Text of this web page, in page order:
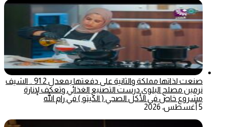
صنعت لذاتها مملكة والثانية على دفعتها بمعدل 91.2 .. الشيف
نرمين مصلح البلوي درست التصنيع الغذائي وتعكف لإنارة
مشروع خاص في الأكل الصحي ( الكيتو ) في رام الله
5 أغسطس، 2026